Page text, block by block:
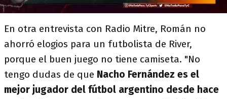
En otra entrevista con Radio Mitre, Román no
ahorró elogios para un futbolista de River,
porque el buen juego no tiene camiseta. "No
tengo dudas de que Nacho Fernández es el
mejor jugador del fútbol argentino desde hace